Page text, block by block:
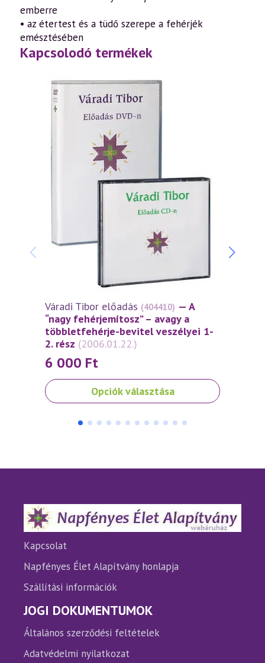
emberre
• az étertest és a tüdő szerepe a fehérjék
emésztésében
Kapcsolodó termékek
Váradi Tibor előadás (404410) — A
“nagy fehérjemítosz” – avagy a
többletfehérje-bevitel veszélyei 1-
2. rész (2006.01.22.)
6 000 Ft
Opciók választása
Ennek
a
A
termékoldalon
választhatók
ki
Kapcsolat
Napfényes Élet Alapítvány honlapja
Szállítási információk
JOGI DOKUMENTUMOK
Általános szerződési feltételek
Adatvédelmi nyilatkozat